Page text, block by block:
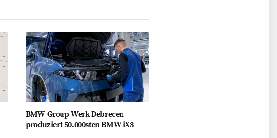
BMW Group Werk Debrecen
produziert 50.000sten BMW iX3